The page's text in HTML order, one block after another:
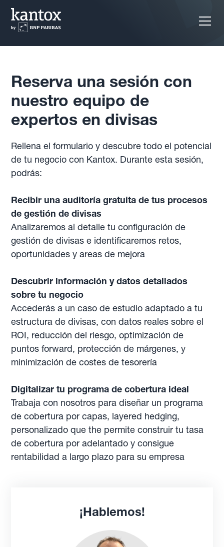
Reserva una sesión con
nuestro equipo de
expertos en divisas
Rellena el formulario y descubre todo el potencial
de tu negocio con Kantox. Durante esta sesión,
podrás:
Recibir una auditoría gratuita de tus procesos
de gestión de divisas
Analizaremos al detalle tu configuración de
gestión de divisas e identificaremos retos,
oportunidades y areas de mejora
Descubrir información y datos detallados
sobre tu negocio
Accederás a un caso de estudio adaptado a tu
estructura de divisas, con datos reales sobre el
ROI, reducción del riesgo, optimización de
puntos forward, protección de márgenes, y
minimización de costes de tesorería
Digitalizar tu programa de cobertura ideal
Trabaja con nosotros para diseñar un programa
de cobertura por capas, layered hedging,
personalizado que the permite construir tu tasa
de cobertura por adelantado y consigue
rentabilidad a largo plazo para su empresa
¡Hablemos!